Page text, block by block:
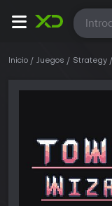
Todas
Inicio Juegos Strategy